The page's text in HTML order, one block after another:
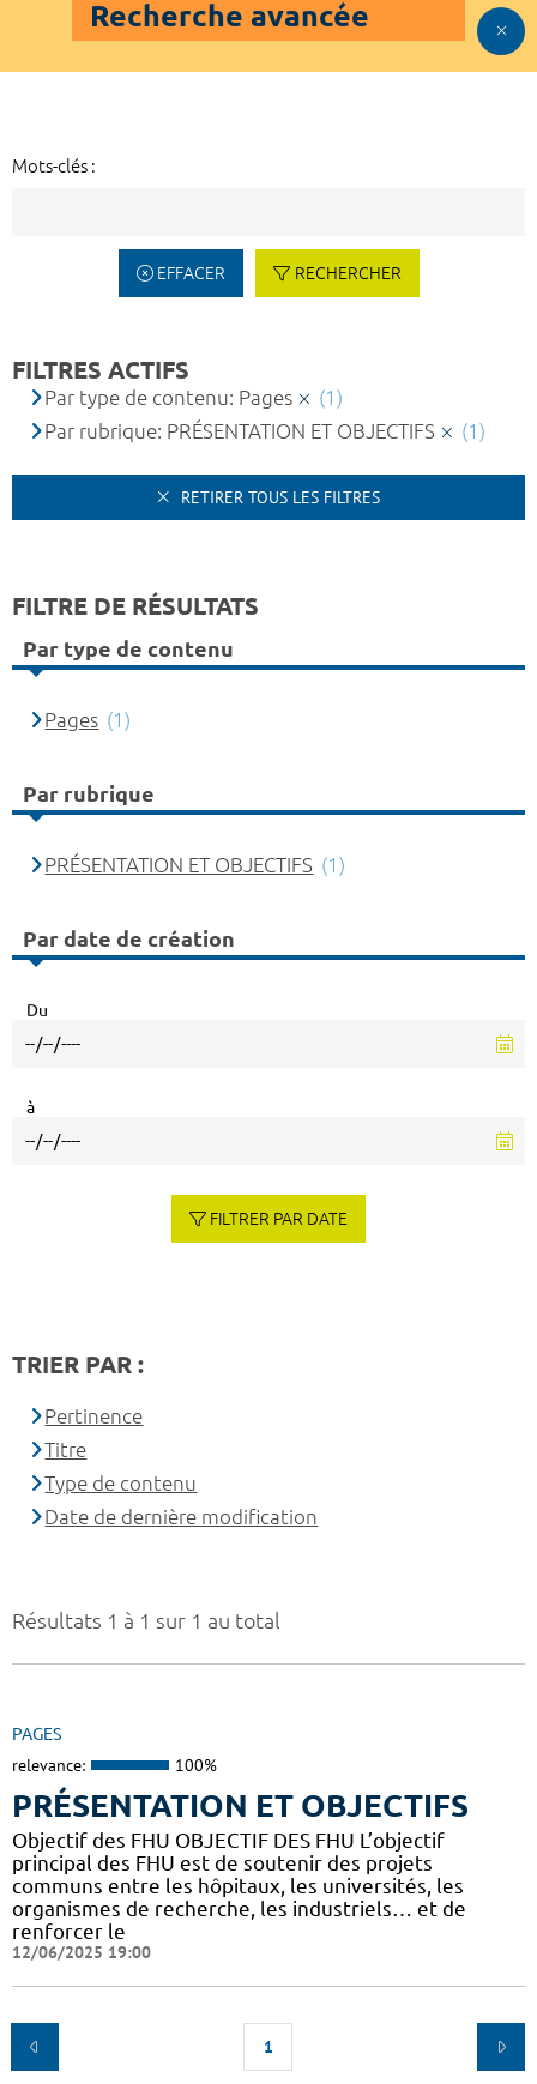
Recherche avancée
Mots-clés :
EFFACER RECHERCHER
Résultats 1 à 1 sur 1 au total
PAGES
relevance: 100%
PRÉSENTATION ET OBJECTIFS
Objectif des FHU OBJECTIF DES FHU L’objectif
principal des FHU est de soutenir des projets
communs entre les hôpitaux, les universités, les
organismes de recherche, les industriels… et de
renforcer le
12/06/2025 19:00
1
FILTRES ACTIFS
Par type de contenu: Pages
(1)
Par rubrique: PRÉSENTATION ET OBJECTIFS
(1)
RETIRER TOUS LES FILTRES
FILTRE DE RÉSULTATS
Par type de contenu
Pages (1)
Par rubrique
PRÉSENTATION ET OBJECTIFS (1)
Par date de création
Du
à
FILTRER PAR DATE
TRIER PAR :
Pertinence
Titre
Type de contenu
Date de dernière modification